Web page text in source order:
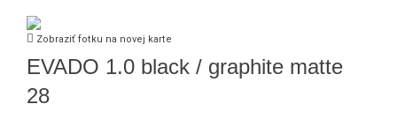
Zobraziť fotku na novej karte
EVADO 1.0 black / graphite matte
28